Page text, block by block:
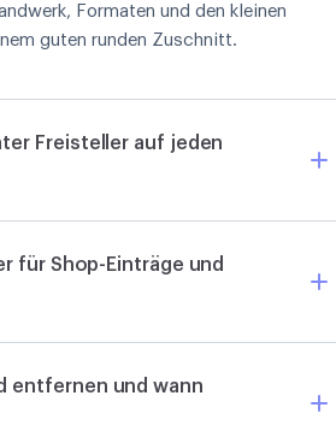
Formaten und den kleinen
guten runden Zuschnitt.
Freisteller auf jeden
für Shop-Einträge und
entfernen und wann